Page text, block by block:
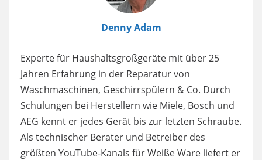
Denny Adam
Experte für Haushaltsgroßgeräte mit über 25
Jahren Erfahrung in der Reparatur von
Waschmaschinen, Geschirrspülern & Co. Durch
Schulungen bei Herstellern wie Miele, Bosch und
AEG kennt er jedes Gerät bis zur letzten Schraube.
Als technischer Berater und Betreiber des
größten YouTube-Kanals für Weiße Ware liefert er